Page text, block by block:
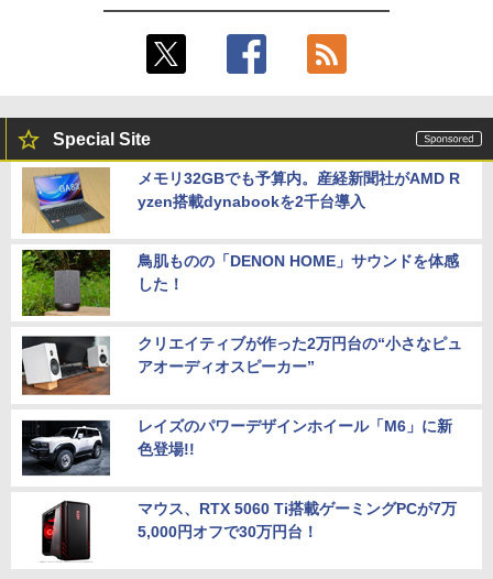
Special Site
メモリ32GBでも予算内。産経新聞社がAMD R
yzen搭載dynabookを2千台導入
鳥肌ものの「DENON HOME」サウンドを体感
した！
クリエイティブが作った2万円台の“小さなピュ
アオーディオスピーカー”
レイズのパワーデザインホイール「M6」に新
色登場!!
マウス、RTX 5060 Ti搭載ゲーミングPCが7万
5,000円オフで30万円台！